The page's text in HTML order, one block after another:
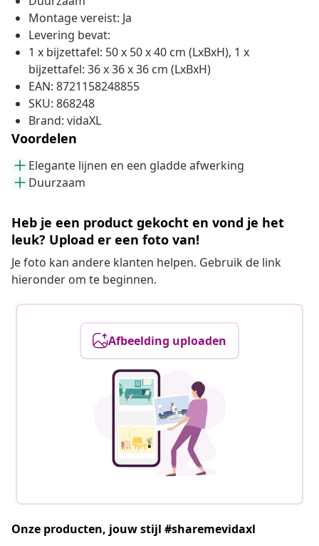
Montage vereist: Ja
Levering bevat:
1 x bijzettafel: 50 x 50 x 40 cm (LxBxH), 1 x
bijzettafel: 36 x 36 x 36 cm (LxBxH)
EAN: 8721158248855
SKU: 868248
Brand: vidaXL
Voordelen
Elegante lijnen en een gladde afwerking
Duurzaam
Heb je een product gekocht en vond je het
leuk? Upload er een foto van!
Je foto kan andere klanten helpen. Gebruik de link
hieronder om te beginnen.
Afbeelding uploaden
Onze producten, jouw stijl #sharemevidaxl